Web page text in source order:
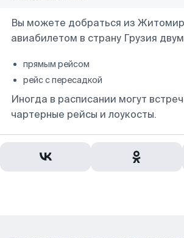
Вы можете добраться из
авиабилетом в страну Грузия
прямым рейсом
рейс с пересадкой
Иногда в расписании могут
чартерные рейсы и лоукосты.